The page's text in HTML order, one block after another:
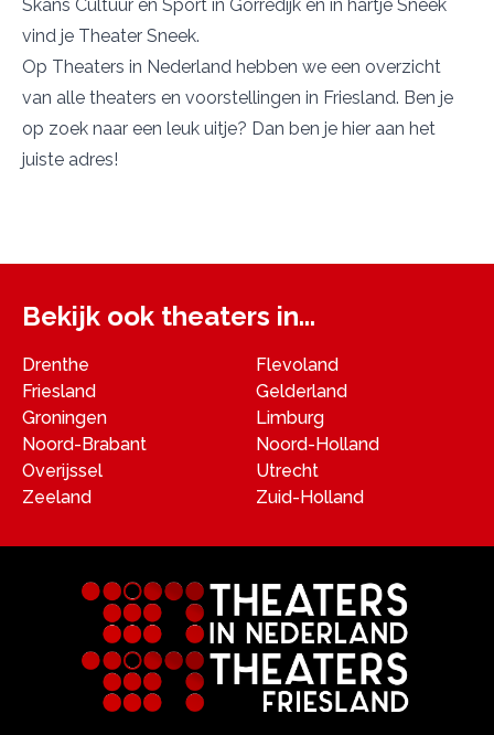
Skâns Cultuur en Sport in Gorredijk en in hartje Sneek
vind je Theater Sneek.
Op Theaters in Nederland hebben we een overzicht
van alle theaters en voorstellingen in Friesland. Ben je
op zoek naar een leuk uitje? Dan ben je hier aan het
juiste adres!
Bekijk ook theaters in...
Drenthe
Flevoland
Friesland
Gelderland
Groningen
Limburg
Noord-Brabant
Noord-Holland
Overijssel
Utrecht
Zeeland
Zuid-Holland